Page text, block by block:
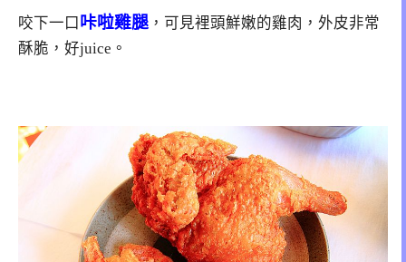
咬下一口 咔啦雞腿 ，可見裡頭鮮嫩的雞肉，外皮非常
酥脆，好juice。